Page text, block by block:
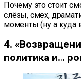
Почему это стоит
слёзы, смех,
моменты (ну а куда
4.
политика и…